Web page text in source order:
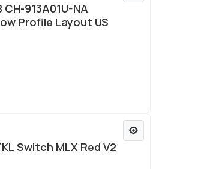
913A01U-NA
Profile Layout US
Switch MLX Red V2